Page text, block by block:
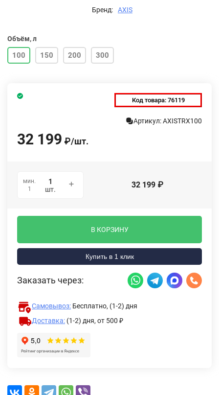
Бренд: AXIS
Объём, л
100 150 200 300
Код товара: 76119
Артикул: AXISTRX100
32 199 ₽/шт.
мин.
1
шт. 32 199 ₽
В КОРЗИНУ
Купить в 1 клик
Заказать через:
Самовывоз: Бесплатно, (1-2) дня
Доставка: (1-2) дня, от 500 ₽